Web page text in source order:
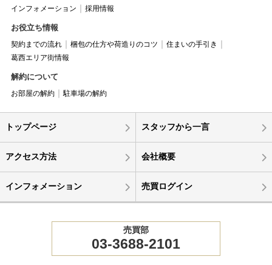
インフォメーション
採用情報
お役立ち情報
契約までの流れ 梱包の仕方や荷造りのコツ
住まいの手引き
葛西エリア街情報
解約について
お部屋の解約 駐車場の解約
トップページ スタッフから一言
アクセス方法 会社概要
インフォメーション 売買ログイン
売買部
03-3688-2101